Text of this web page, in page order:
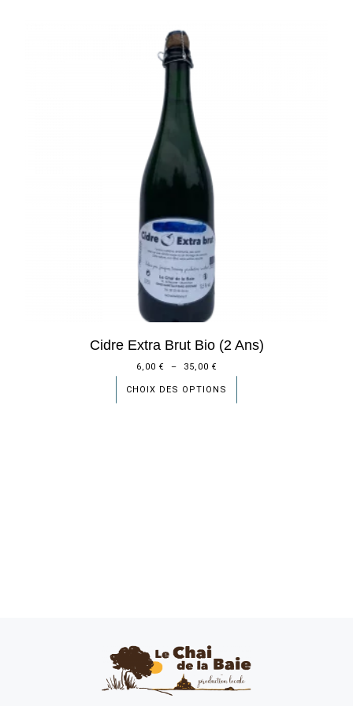
Cidre Extra Brut Bio (2 Ans)
6,00 € – 35,00 €
CHOIX DES OPTIONS